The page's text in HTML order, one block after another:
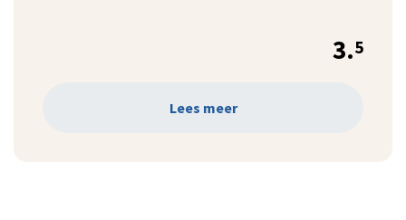
3.5
Lees meer